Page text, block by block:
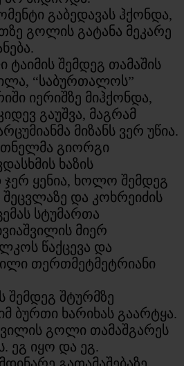
გაბედავას ჰქონდა,
გოლის გატანა მეკარე
შემდეგ თამაშის
“საბურთალოს”
იერიშზე მიჰქონდა,
გაუშვა, მაგრამ
მიზანს ვერ უწია.
გიორგი
ხაზის
ყენია, ხოლო შემდეგ
და კოხრეიძის
სტუმართა
მიერ
წაქცევა და
თერთმეტმეტრიანი
შემდეგ შტურმზე
ბურთი ხარიხას გაარტყა.
გოლი თამაშგარეს
ეგ იყო და ეგ.